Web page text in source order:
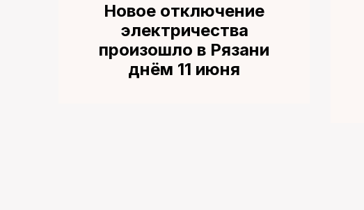
Новое отключение
электричества
произошло в Рязани
днём 11 июня